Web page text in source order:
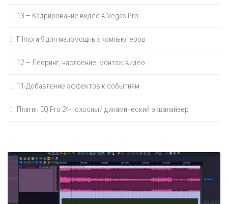
13 — Кадрирование видео в Vegas Pro
Filmora 9 для маломощных компьютеров
12 — Лееринг, наслоение, монтаж видео
11-Добавление эффектов к событиям
Плагин EQ Pro 24-полосный динамический эквалайзер